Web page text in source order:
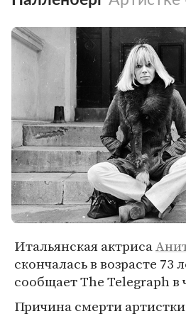
Итальянская актриса
скончалась в возрасте 73
сообщает The Telegraph в
Причина смерти